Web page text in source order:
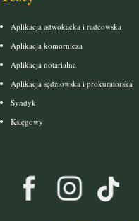
Aplikacja adwokacka i radcowska
Aplikacja komornicza
Aplikacja notarialna
Aplikacja sędziowska i prokuratorska
Syndyk
Księgowy